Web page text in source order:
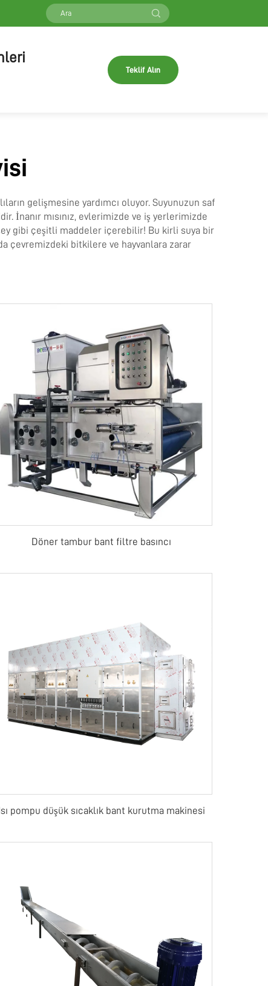
Teklif Alın
gelişmesine yardımcı oluyor. Suyunuzun saf
İnanır mısınız, evlerimizde ve iş yerlerimizde
gibi çeşitli maddeler içerebilir! Bu kirli suya bir
çevremizdeki bitkilere ve hayvanlara zarar
Döner tambur bant filtre basıncı
pompu düşük sıcaklık bant kurutma makinesi